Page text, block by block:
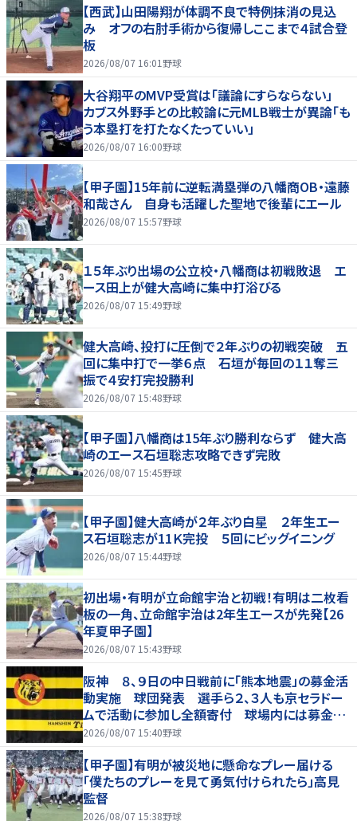
【西武】山田陽翔が体調不良で特例抹消の見込
み オフの右肘手術から復帰しここまで４試合登
板
2026/08/07 16:01 野球
大谷翔平のMVP受賞は「議論にすらならない」
カブス外野手との比較論に元MLB戦士が異論「も
う本塁打を打たなくたっていい」
2026/08/07 16:00野球
【甲子園】15年前に逆転満塁弾の八幡商OB・遠藤
和哉さん 自身も活躍した聖地で後輩にエール
2026/08/07 15:57野球
１５年ぶり出場の公立校・八幡商は初戦敗退 エ
ース田上が健大高崎に集中打浴びる
2026/08/07 15:49野球
健大高崎、投打に圧倒で２年ぶりの初戦突破 五
回に集中打で一挙６点 石垣が毎回の１１奪三
振で４安打完投勝利
2026/08/07 15:48野球
【甲子園】八幡商は15年ぶり勝利ならず 健大高
崎のエース石垣聡志攻略できず完敗
2026/08/07 15:45野球
【甲子園】健大高崎が２年ぶり白星 ２年生エー
ス石垣聡志が11Ｋ完投 ５回にビッグイニング
2026/08/07 15:44野球
初出場・有明が立命館宇治と初戦！有明は二枚看
板の一角、立命館宇治は2年生エースが先発【26
年夏甲子園】
2026/08/07 15:43野球
阪神 ８、９日の中日戦前に「熊本地震」の募金活
動実施 球団発表 選手ら２、３人も京セラドー
ムで活動に参加し全額寄付 球場内には募金箱
も設置
2026/08/07 15:40野球
【甲子園】有明が被災地に懸命なプレー届ける
「僕たちのプレーを見て勇気付けられたら」高見
監督
2026/08/07 15:38野球